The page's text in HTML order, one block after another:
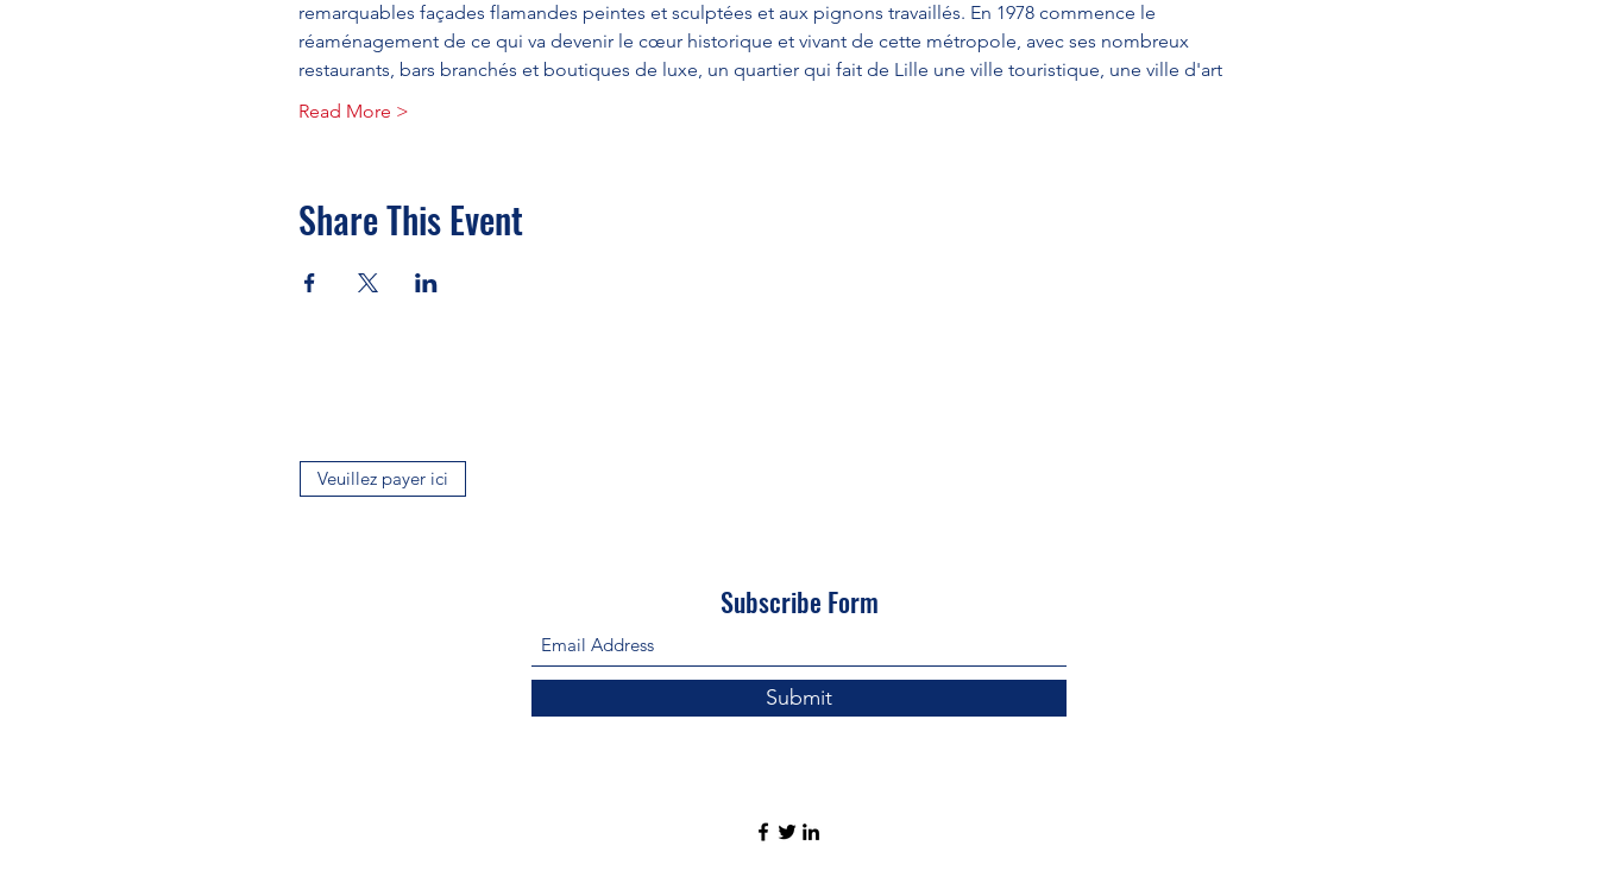
remarquables façades flamandes peintes et sculptées et aux pignons travaillés. En 1978 commence le
réaménagement de ce qui va devenir le cœur historique et vivant de cette métropole, avec ses nombreux
restaurants, bars branchés et boutiques de luxe, un quartier qui fait de Lille une ville touristique, une ville d'art
Read More >
Share This Event
Veuillez payer ici
Subscribe Form
Submit